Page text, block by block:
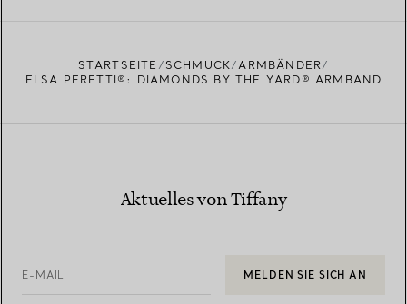
STARTSEITE SCHMUCK
ARMBÄNDER
ELSA PERETTI®: DIAMONDS BY THE YARD® ARMBAND
Aktuelles von Tiffany
E-MAIL MELDEN SIE SICH AN